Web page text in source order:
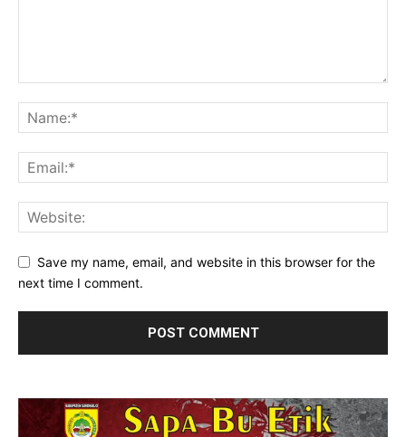
Save my name, email, and website in this browser for the
next time I comment.